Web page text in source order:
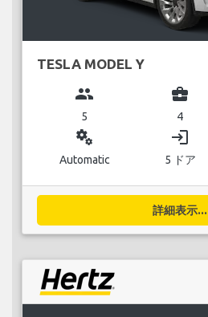
TESLA MODEL Y
group
5
business_center
4
miscellaneous_services
Automatic
login
5 ドア
詳細表示...